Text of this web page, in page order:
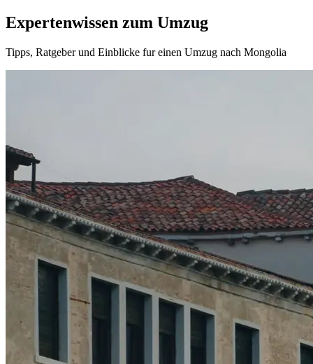
Expertenwissen zum Umzug
Tipps, Ratgeber und Einblicke fur einen Umzug nach Mongolia